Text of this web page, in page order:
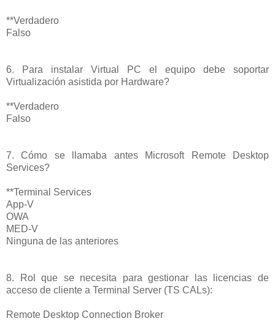
**Verdadero
Falso
6. Para instalar Virtual PC el equipo debe soportar
Virtualización asistida por Hardware?
**Verdadero
Falso
7. Cómo se llamaba antes Microsoft Remote Desktop
Services?
**Terminal Services
App-V
OWA
MED-V
Ninguna de las anteriores
8. Rol que se necesita para gestionar las licencias de
acceso de cliente a Terminal Server (TS CALs):
Remote Desktop Connection Broker